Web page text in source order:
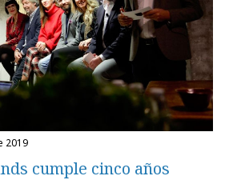
2019
cumple cinco años